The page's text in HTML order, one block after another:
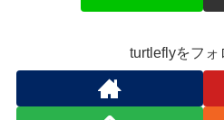
turtleflyをフォ